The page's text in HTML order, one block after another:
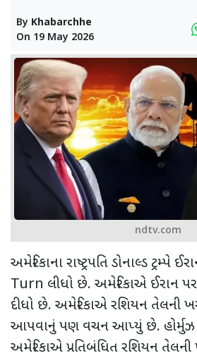
By Khabarchhe
On 19 May 2026
ndtv.com
અમેરિકાના રાષ્ટ્રપતિ ડોનાલ્ડ ટ્રમ્પે
Turn લીધો છે. અમેરિકાએ ઈરાન
દીધો છે. અમેરિકાએ રશિયન તેલની
આપવાનું પણ વચન આપ્યું છે. હોર્મુઝ
અમેરિકાએ પ્રતિબંધિત રશિયન તેલની